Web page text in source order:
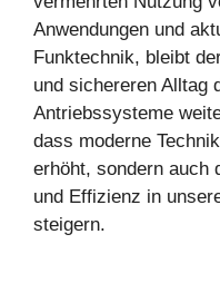
Anwendungen und
Funktechnik, bleibt
und sichereren Alltag
Antriebssysteme
dass moderne
erhöht, sondern auch
und Effizienz in
steigern.